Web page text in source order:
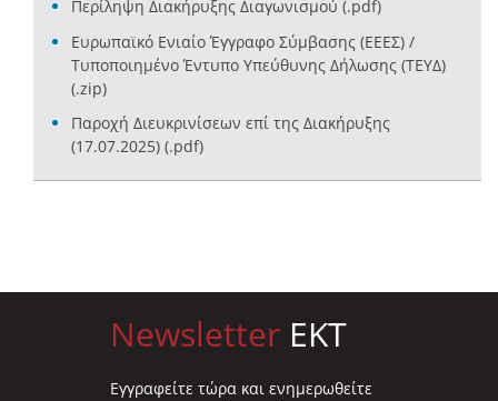
Περίληψη Διακήρυξης Διαγωνισμού (.pdf)
Ευρωπαϊκό Ενιαίο Έγγραφο Σύμβασης (ΕΕΕΣ) /
Τυποποιημένο Έντυπο Υπεύθυνης Δήλωσης (ΤΕΥΔ)
(.zip)
Παροχή Διευκρινίσεων επί της Διακήρυξης
(17.07.2025) (.pdf)
Newsletter EKT
Eγγραφείτε τώρα και ενημερωθείτε